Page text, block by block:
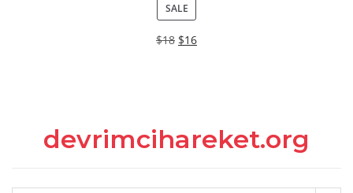
SALE
$18 $16
devrimcihareket.org